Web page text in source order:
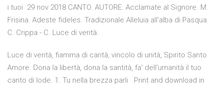
i tuoi 29 nov 2018 CANTO. AUTORE. Acclamate al Signore. M.
Frisina. Adeste fideles. Tradizionale Alleluia all'alba di Pasqua.
C. Crippa - C. Luce di verità.
Luce di verità, fiamma di carità, vincolo di unità, Spirito Santo
Amore. Dona la libertà, dona la santità, fa' dell'umanità il tuo
canto di lode. 1. Tu nella brezza parli Print and download in